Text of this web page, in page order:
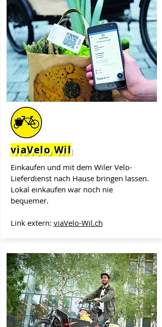
viaVelo Wil
Einkaufen und mit dem Wiler Velo-
Lieferdienst nach Hause bringen lassen.
Lokal einkaufen war noch nie
bequemer.
Link extern: viaVelo-Wil.ch